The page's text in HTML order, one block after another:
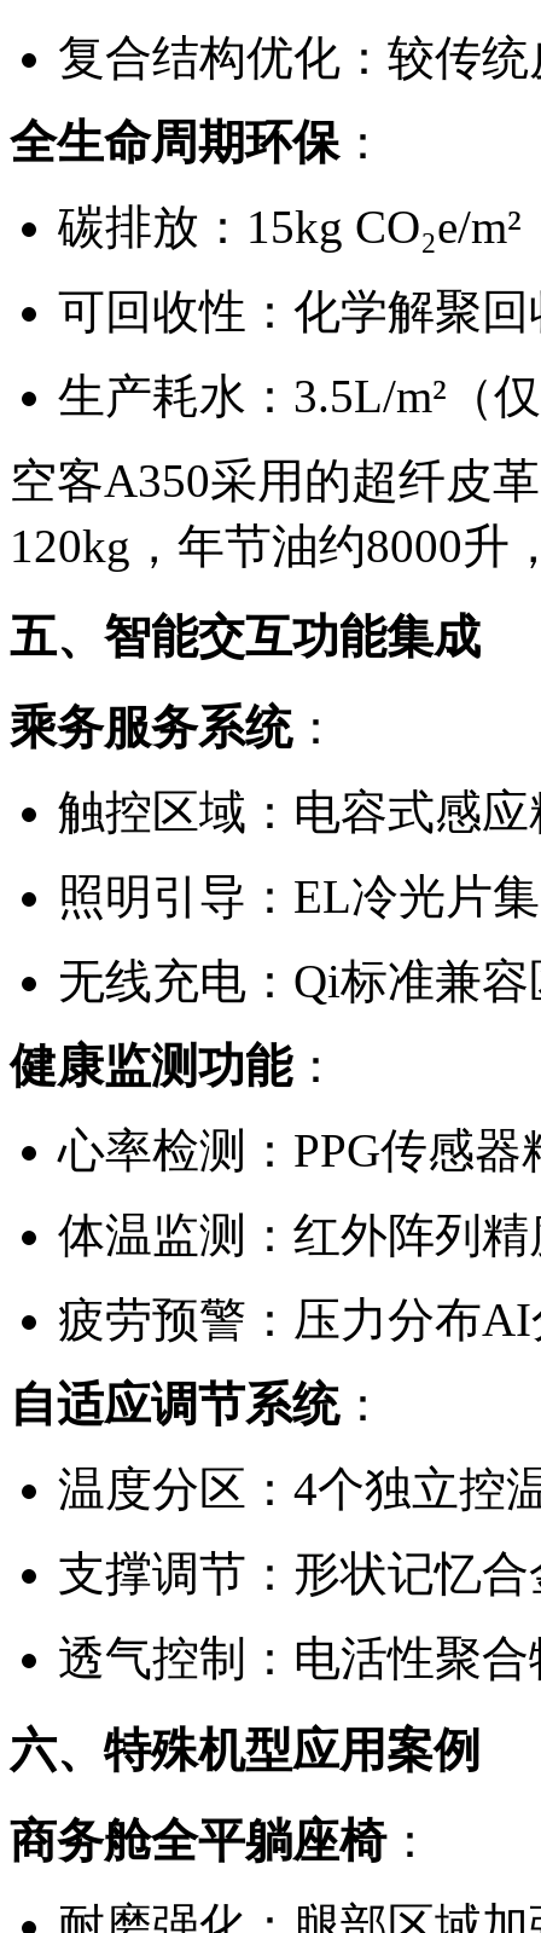
复合结构优化：较传统
全生命周期环保：
碳排放：15kg CO₂e/
可回收性：化学解聚回
生产耗水：3.5L/m²（
空客A350采用的超纤皮
120kg，年节油约8000升
五、智能交互功能集成
乘务服务系统：
触控区域：电容式感应
照明引导：EL冷光片
无线充电：Qi标准兼容
健康监测功能：
心率检测：PPG传感器
体温监测：红外阵列
疲劳预警：压力分布
自适应调节系统：
温度分区：4个独立控
支撑调节：形状记忆
透气控制：电活性聚
六、特殊机型应用案例
商务舱全平躺座椅：